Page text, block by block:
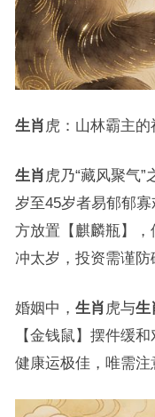
生肖 虎：山林霸主的
生肖 虎乃“藏风聚气”
岁至45岁者易郁郁
方放置【麒麟瓶】
冲太岁，投资需谨防
婚姻中， 生肖 虎与生
【金钱鼠】摆件缓
健康运极佳，唯需注